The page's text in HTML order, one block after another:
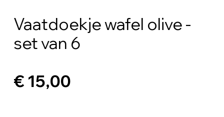
Vaatdoekje wafel olive -
set van 6
€ 15,00